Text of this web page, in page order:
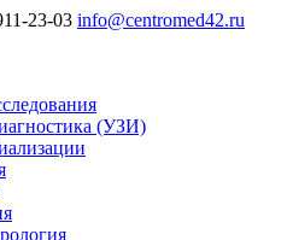
23-03 info@centromed42.ru
(УЗИ)